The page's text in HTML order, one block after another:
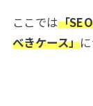
ここでは「
べきケース」